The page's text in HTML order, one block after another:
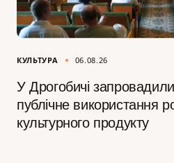
КУЛЬТУРА 06.08.26
У Дрогобичі
публічне використання
культурного продукту